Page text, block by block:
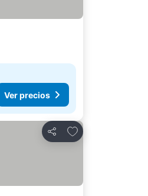
Ver precios
Compartir
Agregar a favoritos